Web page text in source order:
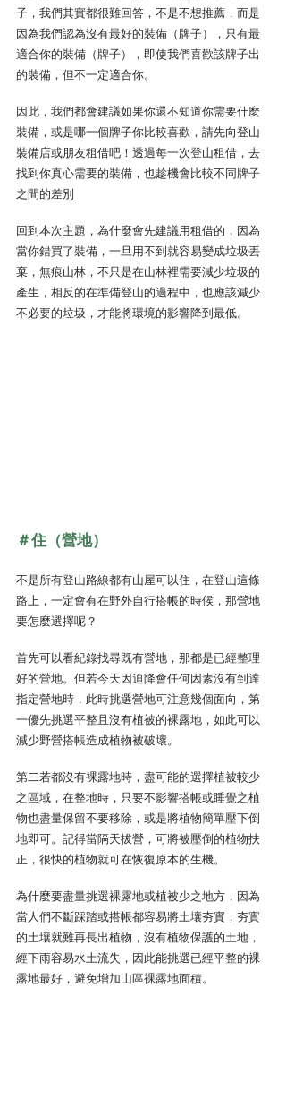
子，我們其實都很難回答，不是不想推薦，而是
因為我們認為沒有最好的裝備（牌子），只有最
適合你的裝備（牌子），即使我們喜歡該牌子出
的裝備，但不一定適合你。
因此，我們都會建議如果你還不知道你需要什麼
裝備，或是哪一個牌子你比較喜歡，請先向登山
裝備店或朋友租借吧！透過每一次登山租借，去
找到你真心需要的裝備，也趁機會比較不同牌子
之間的差別
回到本次主題，為什麼會先建議用租借的，因為
當你錯買了裝備，一旦用不到就容易變成垃圾丟
棄，無痕山林，不只是在山林裡需要減少垃圾的
產生，相反的在準備登山的過程中，也應該減少
不必要的垃圾，才能將環境的影響降到最低。
＃住（營地）
不是所有登山路線都有山屋可以住，在登山這條
路上，一定會有在野外自行搭帳的時候，那營地
要怎麼選擇呢？
首先可以看紀錄找尋既有營地，那都是已經整理
好的營地。但若今天因迫降會任何因素沒有到達
指定營地時，此時挑選營地可注意幾個面向，第
一優先挑選平整且沒有植被的裸露地，如此可以
減少野營搭帳造成植物被破壞。
第二若都沒有裸露地時，盡可能的選擇植被較少
之區域，在整地時，只要不影響搭帳或睡覺之植
物也盡量保留不要移除，或是將植物簡單壓下倒
地即可。記得當隔天拔營，可將被壓倒的植物扶
正，很快的植物就可在恢復原本的生機。
為什麼要盡量挑選裸露地或植被少之地方，因為
當人們不斷踩踏或搭帳都容易將土壤夯實，夯實
的土壤就難再長出植物，沒有植物保護的土地，
經下雨容易水土流失，因此能挑選已經平整的裸
露地最好，避免增加山區裸露地面積。